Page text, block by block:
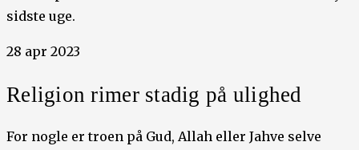
sidste uge.
28 apr 2023
Religion rimer stadig på ulighed
For nogle er troen på Gud, Allah eller Jahve selve